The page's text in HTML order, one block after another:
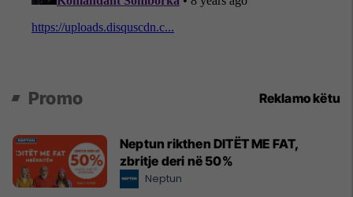
Promo Reklamo këtu
Neptun rikthen DITËT ME FAT,
zbritje deri në 50%
Neptun